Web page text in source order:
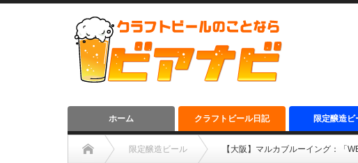
ホーム クラフトビール日記 限定醸造ビ
限定醸造ビール 【大阪】マルカブルーイング：「